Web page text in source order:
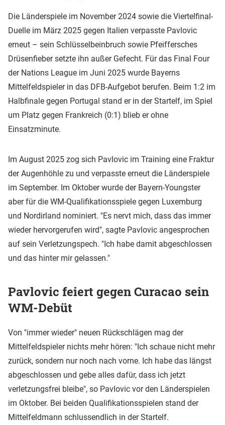
Die Länderspiele im November 2024 sowie die Viertelfinal-
Duelle im März 2025 gegen Italien verpasste Pavlovic
erneut – sein Schlüsselbeinbruch sowie Pfeiffersches
Drüsenfieber setzte ihn außer Gefecht. Für das Final Four
der Nations League im Juni 2025 wurde Bayerns
Mittelfeldspieler in das DFB-Aufgebot berufen. Beim 1:2 im
Halbfinale gegen Portugal stand er in der Startelf, im Spiel
um Platz gegen Frankreich (0:1) blieb er ohne
Einsatzminute.
Im August 2025 zog sich Pavlovic im Training eine Fraktur
der Augenhöhle zu und verpasste erneut die Länderspiele
im September. Im Oktober wurde der Bayern-Youngster
aber für die WM-Qualifikationsspiele gegen Luxemburg
und Nordirland nominiert. "Es nervt mich, dass das immer
wieder hervorgerufen wird", sagte Pavlovic angesprochen
auf sein Verletzungspech. "Ich habe damit abgeschlossen
und das hinter mir gelassen."
Pavlovic feiert gegen Curacao sein
WM-Debüt
Von "immer wieder" neuen Rückschlägen mag der
Mittelfeldspieler nichts mehr hören: "Ich schaue nicht mehr
zurück, sondern nur noch nach vorne. Ich habe das längst
abgeschlossen und gebe alles dafür, dass ich jetzt
verletzungsfrei bleibe", so Pavlovic vor den Länderspielen
im Oktober. Bei beiden Qualifikationsspielen stand der
Mittelfeldmann schlussendlich in der Startelf.